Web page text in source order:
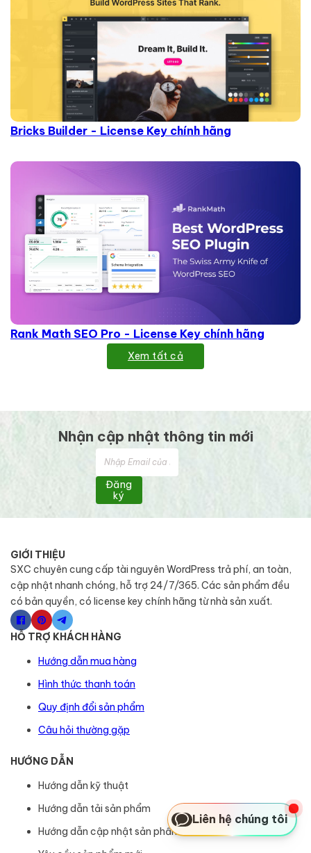
Bricks Builder - License Key chính hãng
Rank Math SEO Pro - License Key chính hãng
Xem tất cả
Nhận cập nhật thông tin mới
Đăng
ký
GIỚI THIỆU
SXC chuyên cung cấp tài nguyên WordPress trả phí, an toàn,
cập nhật nhanh chóng, hỗ trợ 24/7/365. Các sản phẩm đều
có bản quyền, có license key chính hãng từ nhà sản xuất.
HỖ TRỢ KHÁCH HÀNG
Hướng dẫn mua hàng
Hình thức thanh toán
Quy định đổi sản phẩm
Câu hỏi thường gặp
HƯỚNG DẪN
Hướng dẫn kỹ thuật
Hướng dẫn tải sản phẩm
Hướng dẫn cập nhật sản phẩm
Liên hệ chúng tôi